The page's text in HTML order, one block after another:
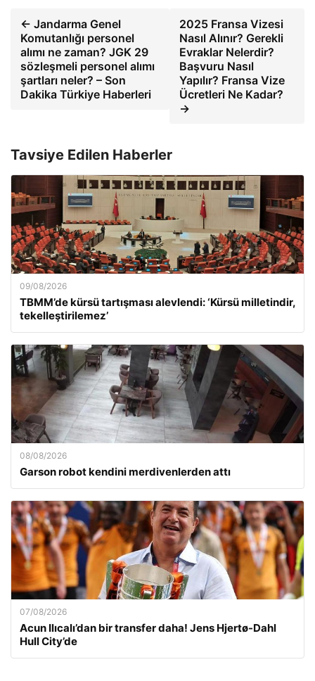
← Jandarma Genel
Komutanlığı personel
alımı ne zaman? JGK 29
sözleşmeli personel alımı
şartları neler? – Son
Dakika Türkiye Haberleri
2025 Fransa Vizesi
Nasıl Alınır? Gerekli
Evraklar Nelerdir?
Başvuru Nasıl
Yapılır? Fransa Vize
Ücretleri Ne Kadar?
→
Tavsiye Edilen Haberler
09/08/2026
TBMM’de kürsü tartışması alevlendi: ‘Kürsü milletindir,
tekelleştirilemez’
08/08/2026
Garson robot kendini merdivenlerden attı
07/08/2026
Acun Ilıcalı’dan bir transfer daha! Jens Hjertø-Dahl
Hull City’de